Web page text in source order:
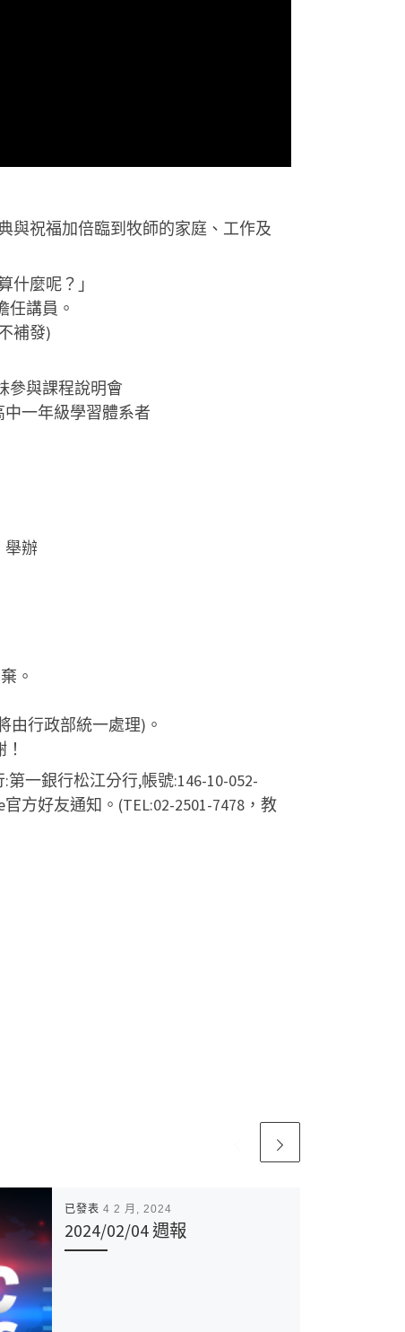
與祝福加倍臨到牧師的家庭、工作及
麼呢？」
任講員。
補發)
參與課程說明會
中一年級學習體系者
舉辦
。
由行政部統一處理)。
一銀行松江分行,帳號:146-10-052-
方好友通知。(TEL:02-2501-7478，教
已發表 4 2 月, 2024
2024/02/04 週報